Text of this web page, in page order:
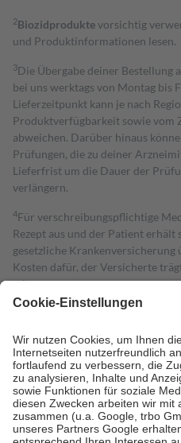
2Biozidproduktevorsichtig
und Produktinformationen lesen.
3Die Übergabe deiner Bestellung
bei uns werktags von Montag bis
Lieferzeitpunkt kann je nach
Produktverfügbarkeit sowie vom
abweichen. Darüber hinaus
Prüfungen, die zu deiner
Lieferfrist um die Dauer der
verlängern.
4Für verschreibungspflichtige
Rezept aus und der Patient erhält
gesetzliche
Kosten dafür, der Versicherte
mit.
Grundsätzlich leisten Mitglieder
höchstens zehn Euro.
Es sind
Kosten der Leistung zu entrichten.
Diese Regeln gelten
Bei Heilmitteln und häuslicher
Zuzahlung zehn Prozent der
Verordnung.
Um das Engagement der